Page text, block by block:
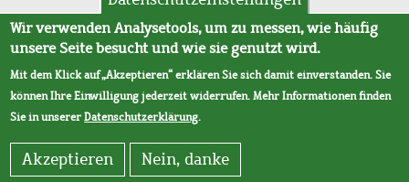
AVB
Wir verwenden Analysetools, um zu messen, wie häufig
unsere Seite besucht und wie sie genutzt wird.
Mit dem Klick auf „Akzeptieren“ erklären Sie sich damit einverstanden. Sie
können Ihre Einwilligung jederzeit widerrufen. Mehr Informationen finden
Sie in unsererDatenschutzerklärung.
Akzeptieren Nein, danke